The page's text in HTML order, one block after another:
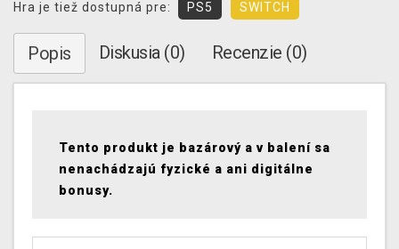
Hra je tiež dostupná pre: PS5 SWITCH
Popis Diskusia (0) Recenzie (0)
Tento produkt je bazárový a v balení sa
nenachádzajú fyzické a ani digitálne
bonusy.